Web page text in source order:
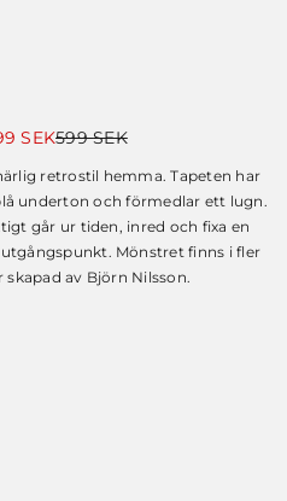
599SEK
SEK.
SEK
SEK.
retrostil hemma. Tapeten har
underton och förmedlar ett lugn.
går ur tiden, inred och fixa en
Mönstret finns i fler
av Björn Nilsson.